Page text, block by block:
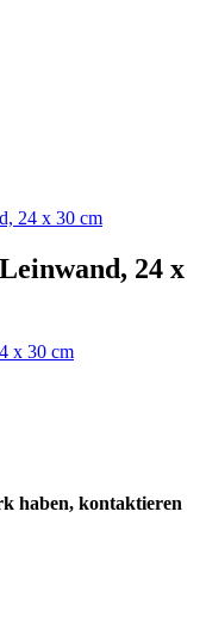
24 x 30 cm
24 x
haben, kontaktieren